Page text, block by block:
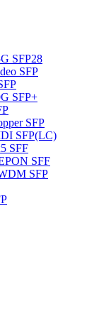
SFP28
SFP
SFP+
SFP
SFP(LC)
SFF
SFF
SFP